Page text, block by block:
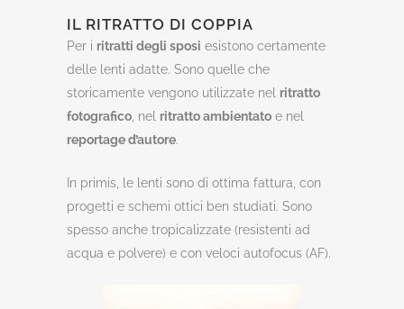
IL RITRATTO DI COPPIA
Per i ritratti degli sposi esistono certamente
delle lenti adatte. Sono quelle che
storicamente vengono utilizzate nel ritratto
fotografico, nel ritratto ambientato e nel
reportage d’autore.
In primis, le lenti sono di ottima fattura, con
progetti e schemi ottici ben studiati. Sono
spesso anche tropicalizzate (resistenti ad
acqua e polvere) e con veloci autofocus (AF).